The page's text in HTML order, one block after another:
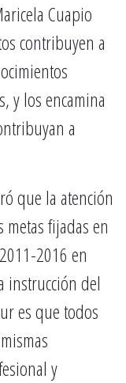
Cuapio
contribuyen a
y los encamina
a
que la atención
metas fijadas en
2016 en
instrucción del
es que todos
y